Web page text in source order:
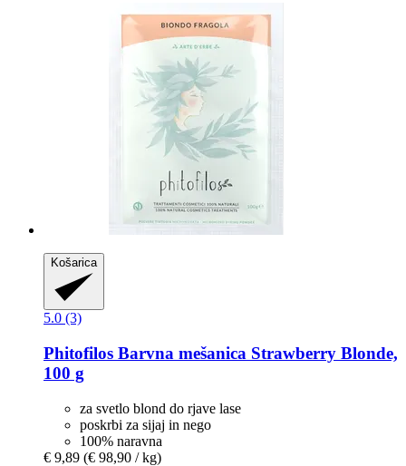
Košarica
5.0 (3)
Phitofilos Barvna mešanica Strawberry Blonde,
100 g
za svetlo blond do rjave lase
poskrbi za sijaj in nego
100% naravna
€ 9,89 (€ 98,90 / kg)